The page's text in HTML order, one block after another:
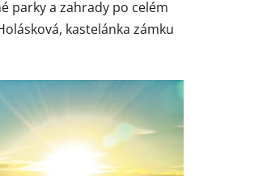
parky a zahrady po celém
kastelánka zámku